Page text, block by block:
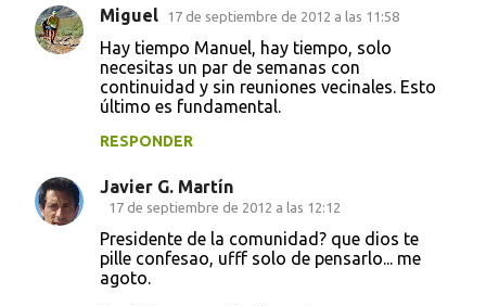
Miguel 17 de septiembre de 2012 a las 11:58
Hay tiempo Manuel, hay tiempo, solo
necesitas un par de semanas con
continuidad y sin reuniones vecinales. Esto
último es fundamental.
RESPONDER
Javier G. Martín
17 de septiembre de 2012 a las 12:12
Presidente de la comunidad? que dios te
pille confesao, ufff solo de pensarlo... me
agoto.